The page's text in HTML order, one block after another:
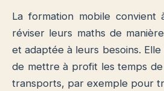
La formation mobile convient
réviser leurs maths de
et adaptée à leurs besoins. Elle
de mettre à profit les temps
transports, par exemple pour